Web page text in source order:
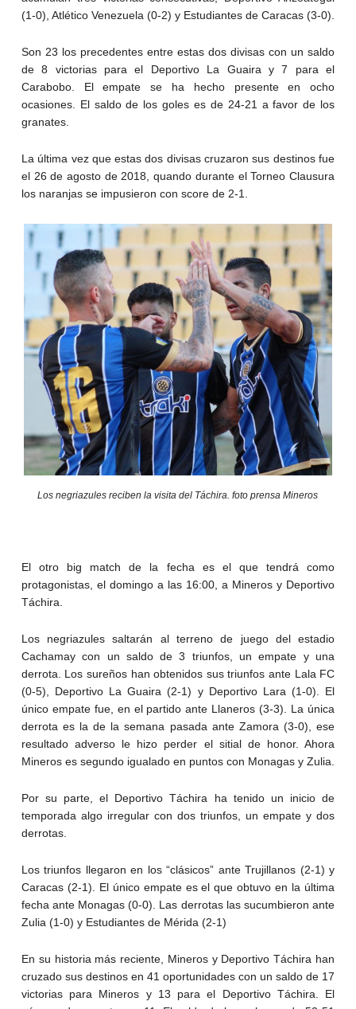
(1-0), Atlético Venezuela (0-2) y Estudiantes de Caracas (3-0).
Son 23 los precedentes entre estas dos divisas con un saldo
de 8 victorias para el Deportivo La Guaira y 7 para el
Carabobo. El empate se ha hecho presente en ocho
ocasiones. El saldo de los goles es de 24-21 a favor de los
granates.
La última vez que estas dos divisas cruzaron sus destinos fue
el 26 de agosto de 2018, quando durante el Torneo Clausura
los naranjas se impusieron con score de 2-1.
Los negriazules reciben la visita del Táchira. foto prensa Mineros
El otro big match de la fecha es el que tendrá como
protagonistas, el domingo a las 16:00, a Mineros y Deportivo
Táchira.
Los negriazules saltarán al terreno de juego del estadio
Cachamay con un saldo de 3 triunfos, un empate y una
derrota. Los sureños han obtenidos sus triunfos ante Lala FC
(0-5), Deportivo La Guaira (2-1) y Deportivo Lara (1-0). El
único empate fue, en el partido ante Llaneros (3-3). La única
derrota es la de la semana pasada ante Zamora (3-0), ese
resultado adverso le hizo perder el sitial de honor. Ahora
Mineros es segundo igualado en puntos con Monagas y Zulia.
Por su parte, el Deportivo Táchira ha tenido un inicio de
temporada algo irregular con dos triunfos, un empate y dos
derrotas.
Los triunfos llegaron en los “clásicos” ante Trujillanos (2-1) y
Caracas (2-1). El único empate es el que obtuvo en la última
fecha ante Monagas (0-0). Las derrotas las sucumbieron ante
Zulia (1-0) y Estudiantes de Mérida (2-1)
En su historia más reciente, Mineros y Deportivo Táchira han
cruzado sus destinos en 41 oportunidades con un saldo de 17
victorias para Mineros y 13 para el Deportivo Táchira. El